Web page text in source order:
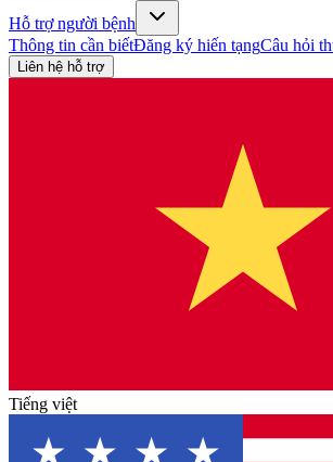
Hỗ trợ người bệnh
Thông tin cần biếtĐăng ký hiến tạngCâu hỏi
Liên hệ hỗ trợ
Tiếng việt